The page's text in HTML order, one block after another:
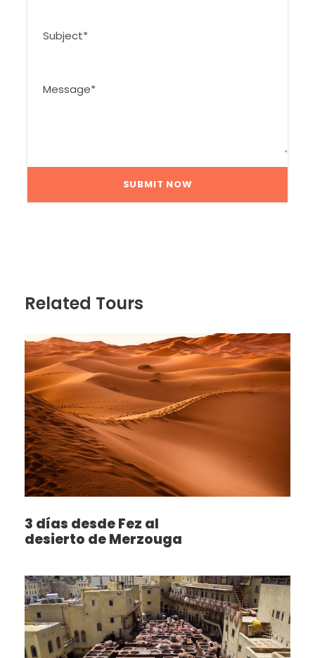
Related Tours
3 días desde Fez al
desierto de Merzouga